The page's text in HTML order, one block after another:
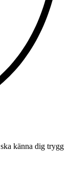
känna dig trygg